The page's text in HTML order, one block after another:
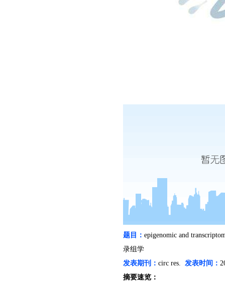
题目： epigenomic and
录组学
发表期刊： circ res. 发表时间：
摘要速览：